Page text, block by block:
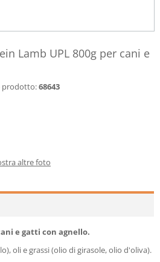
Lamb UPL 800g per cani e
prodotto:68643
altre foto
e gatti con agnello.
oli e grassi (olio di girasole, olio d'oliva).